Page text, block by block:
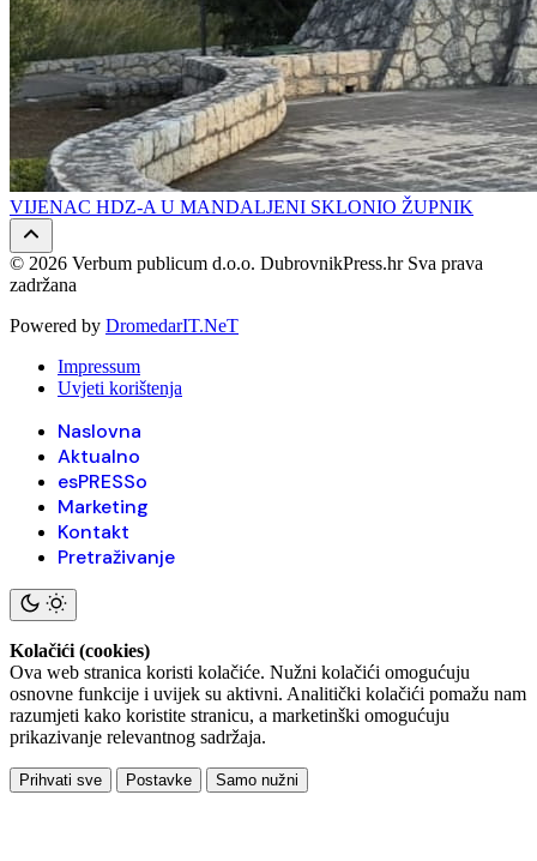
VIJENAC HDZ-A U MANDALJENI SKLONIO ŽUPNIK
© 2026 Verbum publicum d.o.o. DubrovnikPress.hr Sva prava
zadržana
Powered by DromedarIT.NeT
Impressum
Uvjeti korištenja
Naslovna
Aktualno
esPRESSo
Marketing
Kontakt
Pretraživanje
Kolačići (cookies)
Ova web stranica koristi kolačiće. Nužni kolačići omogućuju
osnovne funkcije i uvijek su aktivni. Analitički kolačići pomažu nam
razumjeti kako koristite stranicu, a marketinški omogućuju
prikazivanje relevantnog sadržaja.
Prihvati sve Postavke Samo nužni